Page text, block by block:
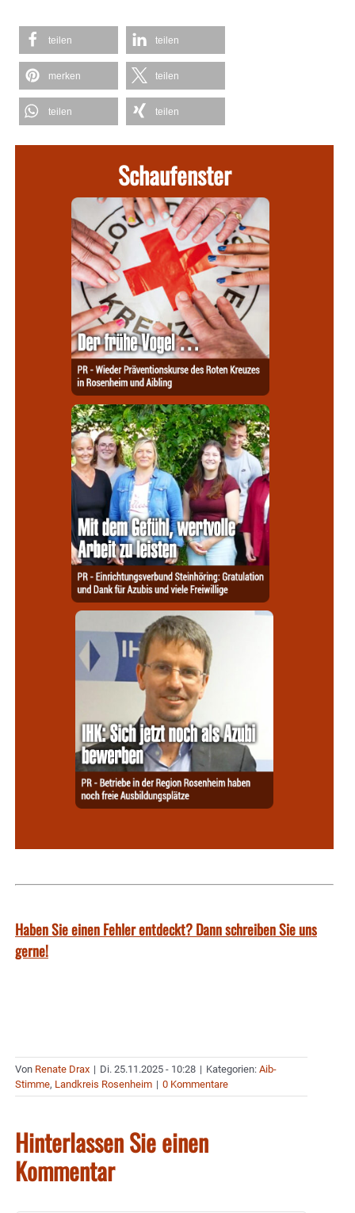
teilen teilen
merken teilen
teilen teilen
Schaufenster
Haben Sie einen Fehler entdeckt? Dann schreiben Sie uns
gerne!
Von Renate Drax | Di. 25.11.2025 - 10:28 | Kategorien: Aib-
Stimme, Landkreis Rosenheim | 0 Kommentare
Hinterlassen Sie einen
Kommentar